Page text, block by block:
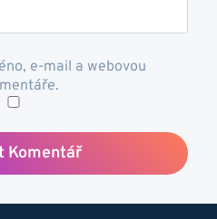
e-mail a webovou